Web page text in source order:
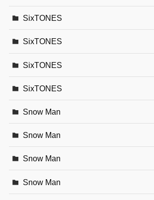
SixTONES
SixTONES
SixTONES
SixTONES
Snow Man
Snow Man
Snow Man
Snow Man